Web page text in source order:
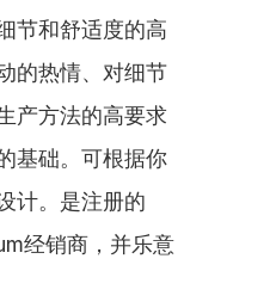
节和舒适度的高
的热情、对细节
产方法的高要求
基础。可根据你
计。是注册的
经销商，并乐意